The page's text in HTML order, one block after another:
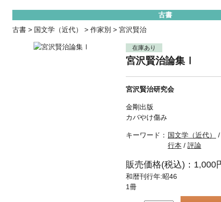
古書
古書 > 国文学（近代） > 作家別 > 宮沢賢治
在庫あり
宮沢賢治論集Ⅰ
宮沢賢治研究会
金剛出版
カバやけ傷み
キーワード： 国文学（近代）
行本 / 評論
販売価格(税込)：1,000
和暦刊行年:昭46
1冊